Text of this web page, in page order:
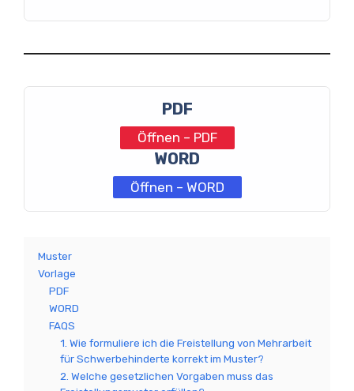
PDF
Öffnen – PDF
WORD
Öffnen – WORD
Muster
Vorlage
PDF
WORD
FAQS
1. Wie formuliere ich die Freistellung von Mehrarbeit
für Schwerbehinderte korrekt im Muster?
2. Welche gesetzlichen Vorgaben muss das